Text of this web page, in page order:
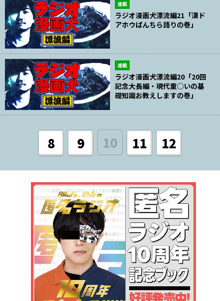
連載
ラジオ漫画犬漂流編21「漢ド
アホウぱんちら語りの巻」
連載
ラジオ漫画犬漂流編20「20回
記念大長編・現代童○いの基
礎知識お教えしますの巻」
8 9 10 11 12